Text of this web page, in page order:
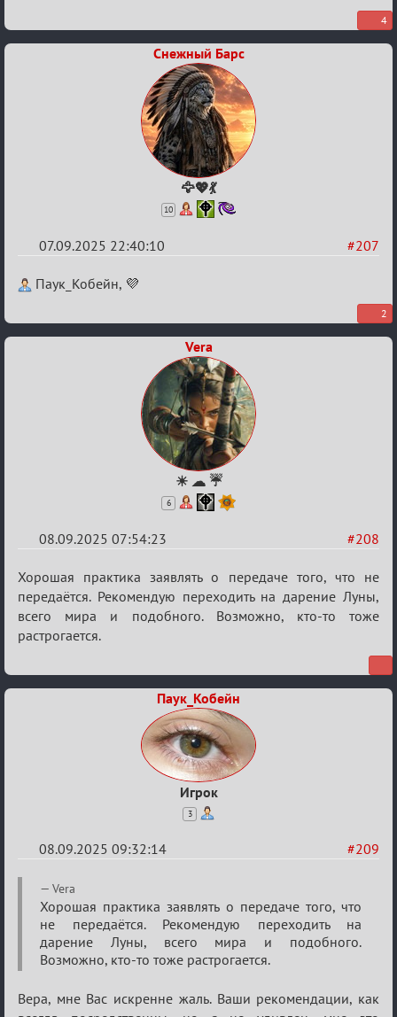
4
Снежный Барс
🦅💖💃
10
#207
07.09.2025 22:40:10
Re:
«Universal»
Паук_Кобейн, 💜
2
Vera
☀ ☁ ☔
6
#208
08.09.2025 07:54:23
Re:
Обуждение
«Universal»
Хорошая практика заявлять о передаче того, что не
передаётся. Рекомендую переходить на дарение Луны,
всего мира и подобного. Возможно, кто-то тоже
растрогается.
Паук_Кобейн
Игрок
3
#209
08.09.2025 09:32:14
Re:
Обуждение
«Universal»
Vera
Хорошая практика заявлять о передаче того, что
не передаётся. Рекомендую переходить на
дарение Луны, всего мира и подобного.
Возможно, кто-то тоже растрогается.
Вера, мне Вас искренне жаль. Ваши рекомендации, как